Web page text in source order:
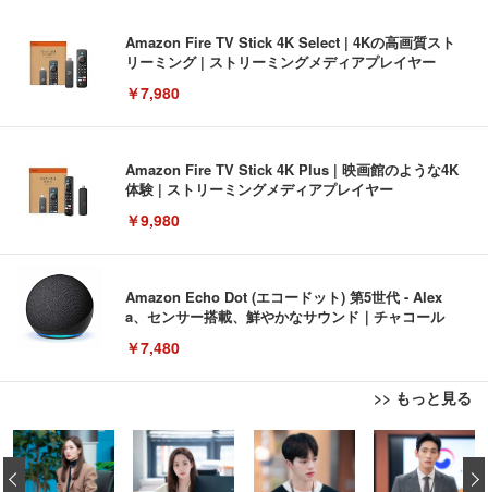
Amazon Fire TV Stick 4K Select | 4Kの高画質スト
リーミング | ストリーミングメディアプレイヤー
￥7,980
Amazon Fire TV Stick 4K Plus | 映画館のような4K
体験 | ストリーミングメディアプレイヤー
￥9,980
Amazon Echo Dot (エコードット) 第5世代 - Alex
a、センサー搭載、鮮やかなサウンド｜チャコール
￥7,480
>> もっと見る
[EdoErgo] オフィスチェア 椅子 テレワーク 疲れな
い 跳ね上げ式アームレスト コンパクト 約105度ロッ
キング pc 事務椅子 360度回転 座面昇降 強化ナイロ
EIZO ビジネス向けプレミアムモニター | FlexScan
EV3240X-WT | 31.5型4K UHD・USB Type-C・ホワ
イト
Amazonベーシック ペットシーツ 薄型 レギュラー 1
回使い捨て 無香料 ホワイト 300枚
‹